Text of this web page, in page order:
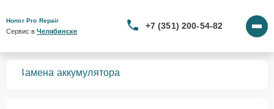
Honor Pro Repair
Сервис в Челябинске
+7 (351) 200-54-82
Замена аккумулятора